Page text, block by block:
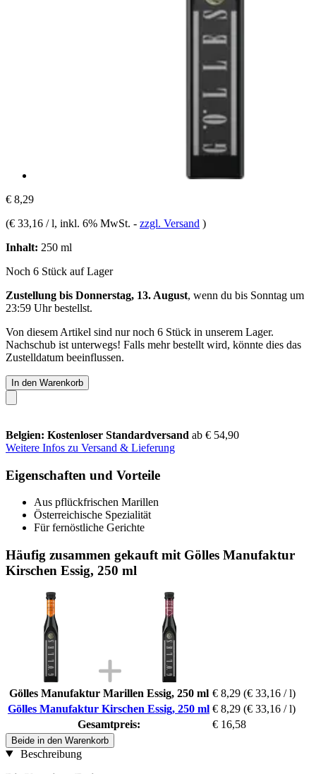
€ 8,29
(€ 33,16 / l, inkl. 6% MwSt. - zzgl. Versand )
Inhalt: 250 ml
Noch 6 Stück auf Lager
Zustellung bis Donnerstag, 13. August, wenn du bis Sonntag um
23:59 Uhrbestellst.
Von diesem Artikel sind nur noch 6 Stück in unserem Lager.
Nachschub ist unterwegs! Falls mehr bestellt wird, könnte dies das
Zustelldatum beeinflussen.
In den Warenkorb
Belgien: Kostenloser Standardversand ab € 54,90
Weitere Infos zu Versand & Lieferung
Eigenschaften und Vorteile
Aus pflückfrischen Marillen
Österreichische Spezialität
Für fernöstliche Gerichte
Häufig zusammen gekauft mit Gölles Manufaktur
Kirschen Essig, 250 ml
Gölles Manufaktur Marillen Essig, 250 ml € 8,29 (€ 33,16 / l)
Gölles Manufaktur Kirschen Essig, 250 ml € 8,29 (€ 33,16 / l)
Gesamtpreis:
€ 16,58
Beide in den Warenkorb
Beschreibung